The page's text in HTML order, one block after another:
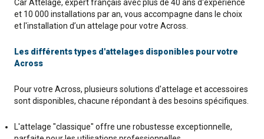
Car Attelage, expert français avec plus de 40 ans d'expérience
et 10 000 installations par an, vous accompagne dans le choix
et l'installation d’un attelage pour votre Across.
Les différents types d'attelages disponibles pour votre
Across
Pour votre Across, plusieurs solutions d'attelage et accessoires
sont disponibles, chacune répondant à des besoins spécifiques.
L'attelage "classique" offre une robustesse exceptionnelle,